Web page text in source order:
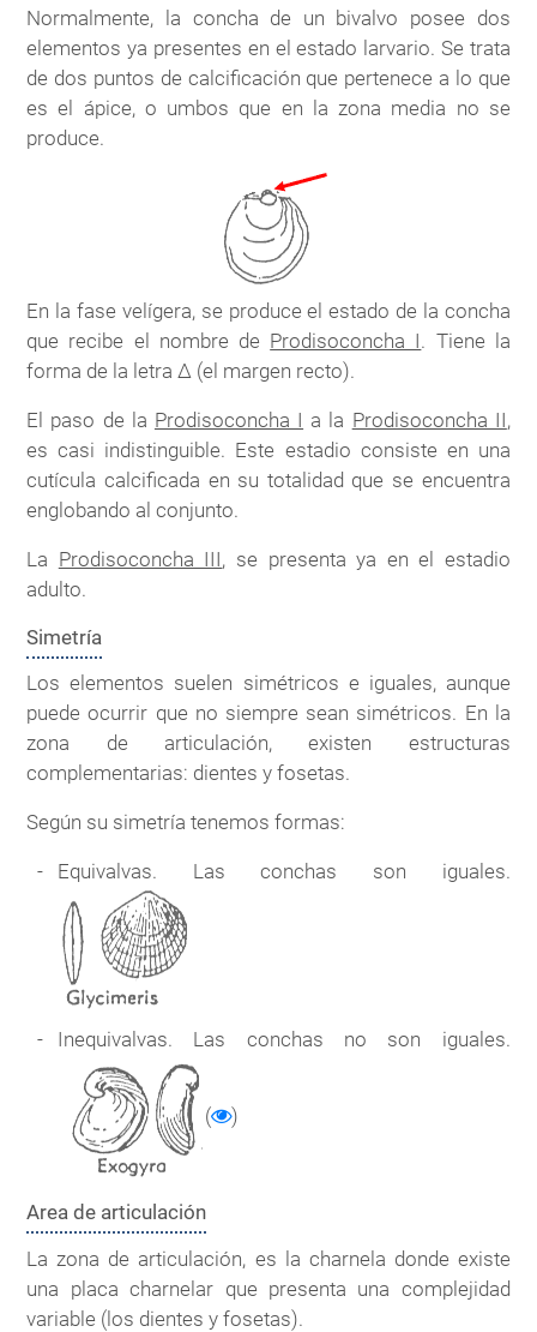
Normalmente, la concha de un bivalvo posee dos
elementos ya presentes en el estado larvario. Se trata
de dos puntos de calcificación que pertenece a lo que
es el ápice, o umbos que en la zona media no se
produce.
En la fase velígera, se produce el estado de la concha
que recibe el nombre de Prodisoconcha I. Tiene la
forma de la letra Δ (el margen recto).
El paso de la Prodisoconcha I a la Prodisoconcha II,
es casi indistinguible. Este estadio consiste en una
cutícula calcificada en su totalidad que se encuentra
englobando al conjunto.
La Prodisoconcha III, se presenta ya en el estadio
adulto.
Simetría
Los elementos suelen simétricos e iguales, aunque
puede ocurrir que no siempre sean simétricos. En la
zona de articulación, existen estructuras
complementarias: dientes y fosetas.
Según su simetría tenemos formas:
Equivalvas. Las conchas son iguales.
Inequivalvas. Las conchas no son iguales.
( )
Area de articulación
La zona de articulación, es la charnela donde existe
una placa charnelar que presenta una complejidad
variable (los dientes y fosetas).